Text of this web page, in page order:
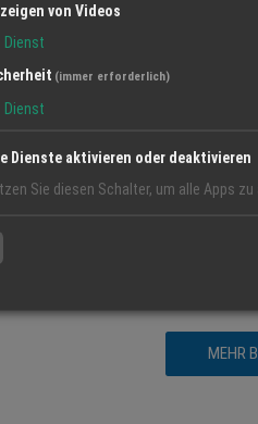
Telefon 089 6100 17 23
Sie seit 1999 bei uns. Das
Faszinierend ist auch die Vielfalt
250 davon sind in meinem
Lassen Sie sich auf den
Sie finden aber auch Lampen, Bilder
MEHR
von Videos
Dienst
(immer erforderlich)
Dienst
Dienste aktivieren oder deaktivieren
Sie diesen Schalter, um alle Apps